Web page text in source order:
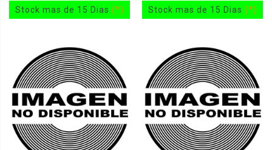
Stock mas de 15 Dias (*) Stock mas de 15 Dias (*)